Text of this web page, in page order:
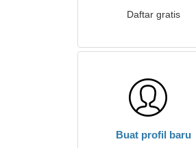
Daftar gratis
Buat profil baru